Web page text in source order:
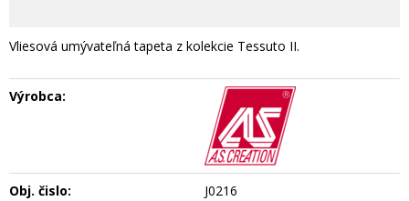
Vliesová umývateľná tapeta z kolekcie Tessuto II.
Výrobca:
Obj. čislo: J0216